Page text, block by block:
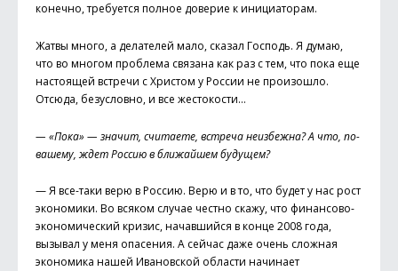
конечно, требуется полное доверие к инициаторам.
Жатвы много, а делателей мало, сказал Господь. Я думаю,
что во многом проблема связана как раз с тем, что пока еще
настоящей встречи с Христом у России не произошло.
Отсюда, безусловно, и все жестокости…
— «Пока» — значит, считаете, встреча неизбежна? А что, по-
вашему, ждет Россию в ближайшем будущем?
— Я все-таки верю в Россию. Верю и в то, что будет у нас рост
экономики. Во всяком случае честно скажу, что финансово-
экономический кризис, начавшийся в конце 2008 года,
вызывал у меня опасения. А сейчас даже очень сложная
экономика нашей Ивановской области начинает